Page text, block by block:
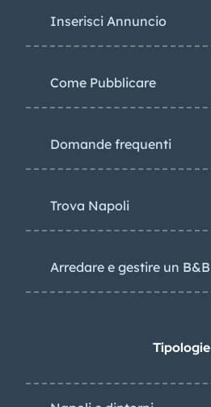
Inserisci Annuncio
Come Pubblicare
Domande frequenti
Trova Napoli
Arredare e gestire un B&B
Tipologie